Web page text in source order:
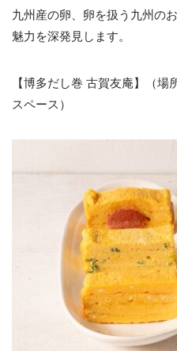
九州産の卵、卵を扱う九州の
魅力を深発見します。
【博多だし巻 古賀友庵】（
スペース）